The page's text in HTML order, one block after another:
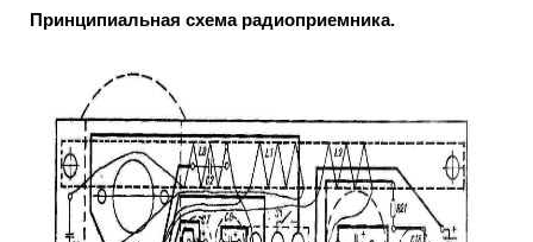
Принципиальная схема радиоприемника.